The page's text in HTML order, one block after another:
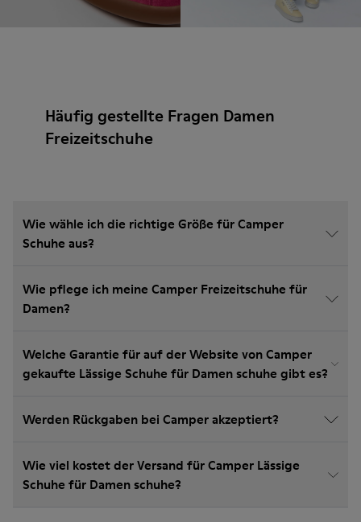
Häufig gestellte Fragen Damen
Freizeitschuhe
Wie wähle ich die richtige Größe für Camper
Schuhe aus?
Wie pflege ich meine Camper Freizeitschuhe für
Damen?
Welche Garantie für auf der Website von Camper
gekaufte Lässige Schuhe für Damen schuhe gibt es?
Werden Rückgaben bei Camper akzeptiert?
Wie viel kostet der Versand für Camper Lässige
Schuhe für Damen schuhe?